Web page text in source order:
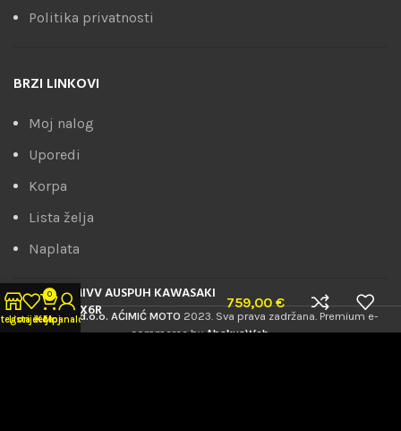
Politika privatnosti
BRZI LINKOVI
Moj nalog
Uporedi
Korpa
Lista želja
Naplata
PRODRIVE d.o.o. AĆIMIĆ MOTO 2023. Sva prava zadržana. Premium e-
commerce byAbakusWeb.
MIVV AUSPUH KAWASAKI
ZX6R
759,00€
Lista želja
0
Korpa
Moj nalog